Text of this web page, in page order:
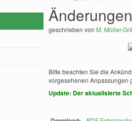
geschrieben von M. Müller-
Bitte beachten Sie die
vorgesehenen Anpassungen
Update: Der aktualisierte